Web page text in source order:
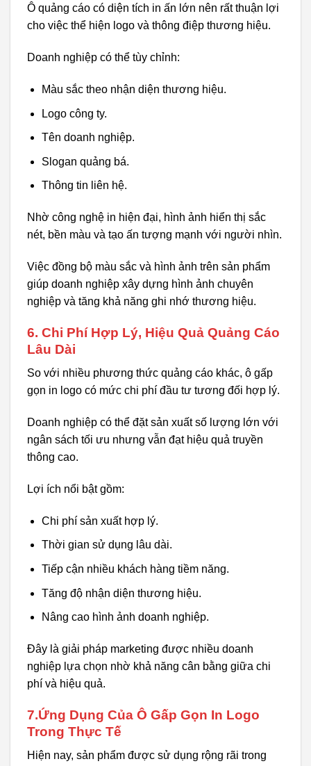
Ô quảng cáo có diện tích in ấn lớn nên rất thuận lợi
cho việc thể hiện logo và thông điệp thương hiệu.
Doanh nghiệp có thể tùy chỉnh:
Màu sắc theo nhận diện thương hiệu.
Logo công ty.
Tên doanh nghiệp.
Slogan quảng bá.
Thông tin liên hệ.
Nhờ công nghệ in hiện đại, hình ảnh hiển thị sắc
nét, bền màu và tạo ấn tượng mạnh với người nhìn.
Việc đồng bộ màu sắc và hình ảnh trên sản phẩm
giúp doanh nghiệp xây dựng hình ảnh chuyên
nghiệp và tăng khả năng ghi nhớ thương hiệu.
6. Chi Phí Hợp Lý, Hiệu Quả Quảng Cáo
Lâu Dài
So với nhiều phương thức quảng cáo khác, ô gấp
gọn in logo có mức chi phí đầu tư tương đối hợp lý.
Doanh nghiệp có thể đặt sản xuất số lượng lớn với
ngân sách tối ưu nhưng vẫn đạt hiệu quả truyền
thông cao.
Lợi ích nổi bật gồm:
Chi phí sản xuất hợp lý.
Thời gian sử dụng lâu dài.
Tiếp cận nhiều khách hàng tiềm năng.
Tăng độ nhận diện thương hiệu.
Nâng cao hình ảnh doanh nghiệp.
Đây là giải pháp marketing được nhiều doanh
nghiệp lựa chọn nhờ khả năng cân bằng giữa chi
phí và hiệu quả.
7.Ứng Dụng Của Ô Gấp Gọn In Logo
Trong Thực Tế
Hiện nay, sản phẩm được sử dụng rộng rãi trong